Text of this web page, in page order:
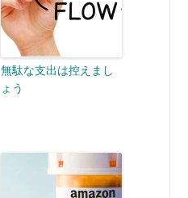
無駄な支出は控えまし
ょう